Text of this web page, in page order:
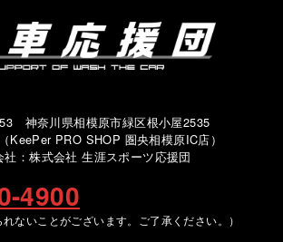
神奈川県相模原市緑区根小屋2535
KeePer PRO SHOP 圏央相模原IC店）
社：株式会社 生涯スポーツ応援団
4900
れないことがございます。ご了承ください。）